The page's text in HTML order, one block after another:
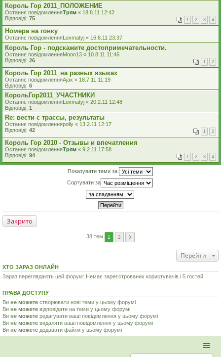
Король Гор 2011_ПОЛОЖЕНИЕ
Останнє повідомленняТрям « 18.8.11 12:42
Відповіді: 75 1 2 3 4
Номера на гонку
Останнє повідомленняLoxmatyj « 16.8.11 23:37
Король Гор - подскажите достопримечательности.
Останнє повідомленняMoon13 « 10.8.11 11:46
Відповіді: 26 1 2
Король Гор 2011_на разных языках
Останнє повідомленняAjax « 18.7.11 11:19
Відповіді: 6
КорольГор2011_УЧАСТНИКИ
Останнє повідомленняLoxmatyj « 20.2.11 12:48
Відповіді: 1
Re: вести с трассы, результаты
Останнє повідомленняpolly « 13.2.11 12:17
Відповіді: 42 1 2
Король Гор 2010 - Отзывы и впечатления
Останнє повідомленняТрям « 9.2.11 17:58
Відповіді: 94 1 2 3 4
Показувати теми за:
Сортувати за
Закрито
38 тем 1 2
Перейти
ХТО ЗАРАЗ ОНЛАЙН
Зараз переглядають цей форум: Немає зареєстрованих користувачів і 5 гостей
ПРАВА ДОСТУПУ
Ви не можете створювати нові теми у цьому форумі
Ви не можете відповідати на теми у цьому форумі
Ви не можете редагувати ваші повідомлення у цьому форумі
Ви не можете видаляти ваші повідомлення у цьому форумі
Ви не можете додавати файли у цьому форумі